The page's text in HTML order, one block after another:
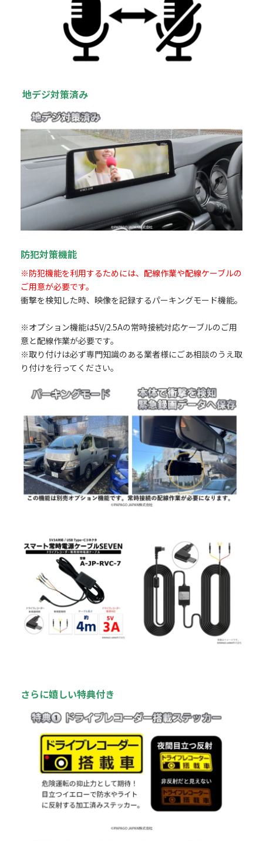
地デジ対策済み
防犯対策機能
※防犯機能を利用するためには、配線作業や配線ケーブルの
ご用意が必要です。
衝撃を検知した時、映像を記録するパーキングモード機能。
※オプション機能は5V/2.5Aの常時接続対応ケーブルのご用
意と配線作業が必要です。
※取り付けは必ず専門知識のある業者様にごあ相談のうえ取
り付けを行ってください。
さらに嬉しい特典付き